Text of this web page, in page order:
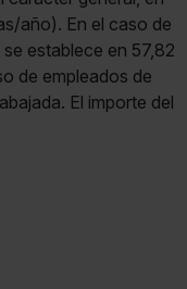
año). En el caso de
establece en 57,82
de empleados de
El importe del